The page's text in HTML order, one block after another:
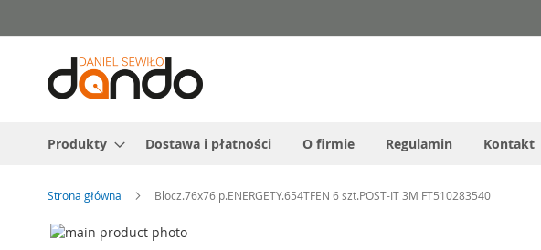
do
treści
Produkty Dostawa i płatności O firmie Regulamin Kontakt
Strona główna Blocz.76x76 p.ENERGETY.654TFEN 6 szt.POST-IT 3M FT510283540
Przejdź